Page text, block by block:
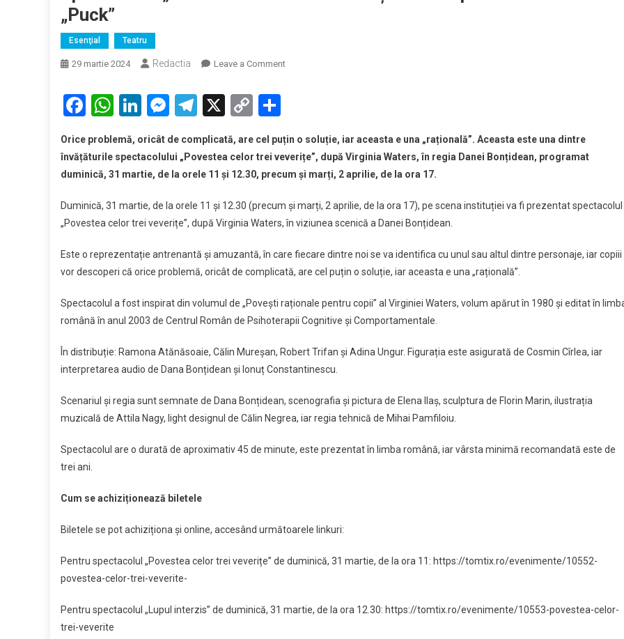
„Puck”
Esenţial Teatru
29 martie 2024 Redactia Leave a Commenton
veverițe”
revine
pe
Teatrului
„Puck”
Facebook
WhatsApp
LinkedIn
Messenger
Telegram
X
Copy
Orice problemă, oricât de complicată, are cel puțin o soluție, iar aceasta e una „rațională”. Aceasta este una dintre
învățăturile spectacolului „Povestea celor trei veverițe”, după Virginia Waters, în regia Danei Bonțidean, programat
duminică, 31 martie, de la orele 11 și 12.30, precum și marți, 2 aprilie, de la ora 17.
Duminică, 31 martie, de la orele 11 și 12.30 (precum și marți, 2 aprilie, de la ora 17), pe scena instituției va fi prezentat spectacolul
„Povestea celor trei veverițe”, după Virginia Waters, în viziunea scenică a Danei Bonțidean.
Este o reprezentație antrenantă și amuzantă, în care fiecare dintre noi se va identifica cu unul sau altul dintre personaje, iar copiii
vor descoperi că orice problemă, oricât de complicată, are cel puțin o soluție, iar aceasta e una „rațională”.
Spectacolul a fost inspirat din volumul de „Povești raționale pentru copii” al Virginiei Waters, volum apărut în 1980 și editat în
română în anul 2003 de Centrul Român de Psihoterapii Cognitive și Comportamentale.
În distribuție: Ramona Atănăsoaie, Călin Mureșan, Robert Trifan și Adina Ungur. Figurația este asigurată de Cosmin Cîrlea, iar
interpretarea audio de Dana Bonțidean și Ionuț Constantinescu.
Scenariul și regia sunt semnate de Dana Bonțidean, scenografia și pictura de Elena Ilaș, sculptura de Florin Marin, ilustrația
muzicală de Attila Nagy, light designul de Călin Negrea, iar regia tehnică de Mihai Pamfiloiu.
Spectacolul are o durată de aproximativ 45 de minute, este prezentat în limba română, iar vârsta minimă recomandată este de
trei ani.
Cum se achiziționează biletele
Biletele se pot achiziționa și online, accesând următoarele linkuri:
Pentru spectacolul „Povestea celor trei veverițe” de duminică, 31 martie, de la ora 11: https://tomtix.ro/evenimente/10552-
povestea-celor-trei-veverite-
Pentru spectacolul „Lupul interzis” de duminică, 31 martie, de la ora 12.30: https://tomtix.ro/evenimente/10553-povestea-celor-
trei-veverite